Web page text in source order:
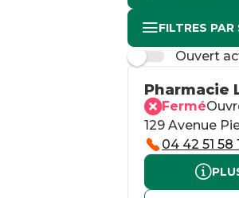
FILTRES PAR
Ouvert
Pharmacie
Fermé
129 Avenue
04 42 51 58